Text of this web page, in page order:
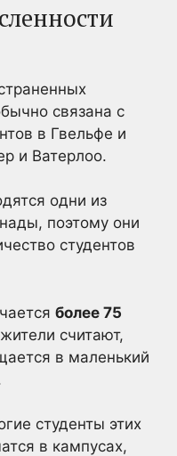
связана с
в Гвельфе и
и Ватерлоо.
одни из
поэтому они
студентов
более 75
считают,
в маленький
студенты этих
в кампусах,